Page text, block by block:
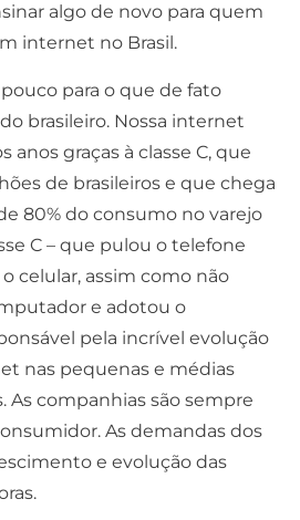
algo de novo para quem
internet no Brasil.
para o que de fato
brasileiro. Nossa internet
graças à classe C, que
de brasileiros e que chega
80% do consumo no varejo
C – que pulou o telefone
celular, assim como não
e adotou o
pela incrível evolução
nas pequenas e médias
As companhias são sempre
As demandas dos
e evolução das